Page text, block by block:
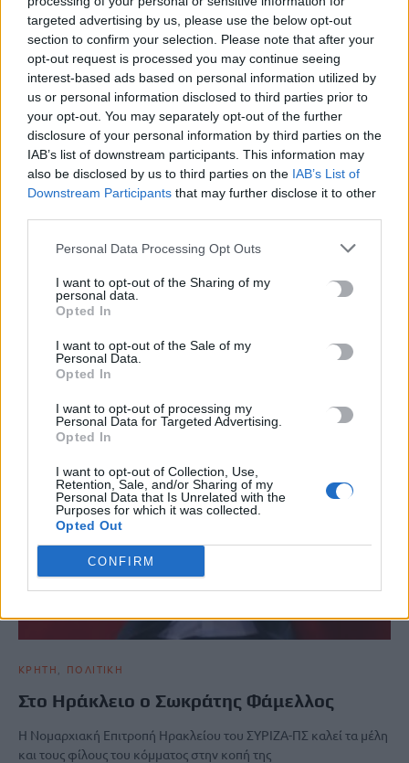
targeted advertising by us, please use the below opt-out
section to confirm your selection. Please note that after your
opt-out request is processed you may continue seeing
interest-based ads based on personal information utilized by
us or personal information disclosed to third parties prior to
your opt-out. You may separately opt-out of the further
disclosure of your personal information by third parties on the
IAB’s list of downstream participants. This information may
also be disclosed by us to third parties on the IAB’s List of
Downstream Participants that may further disclose it to other
Personal Data Processing Opt Outs
I want to opt-out of the Sharing of my
personal data.
Opted In
I want to opt-out of the Sale of my
Personal Data.
Opted In
I want to opt-out of processing my
Personal Data for Targeted Advertising.
Opted In
I want to opt-out of Collection, Use,
Retention, Sale, and/or Sharing of my
Personal Data that Is Unrelated with the
Purposes for which it was collected.
Opted Out
CONFIRM
Συναγερμός για εξαφάνιση 31χρονου σε χωριό της Έδεσσας –
Σε πιθανό κίνδυνο η ζωή του
9 Αυγούστου, 2026
TRENDING
# ΦΕΣΤΙΒΑΛ #ΚΙΣΣΑΜΟΣ #ΕΠΙΔΟΜΑ ΑΔΕΙΑΣ
ΚΡΗΤΗ ΠΟΛΙΤΙΚΗ
Στο Ηράκλειο ο Σωκράτης Φάμελλος
Η Νομαρχιακή Επιτροπή Ηρακλείου του ΣΥΡΙΖΑ-ΠΣ καλεί τα μέλη
και τους φίλους του κόμματος στην κοπή της